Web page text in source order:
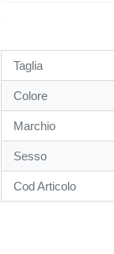
Taglia
Colore
Marchio
Sesso
Cod Articolo